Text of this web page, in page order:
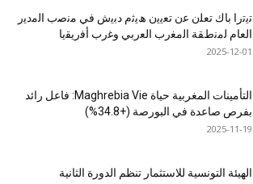
ﺗﯾﺗرا ﺑﺎك ﺗﻌﻠن ﻋن ﺗﻌﯾﯾن ھﯾﺛم دﺑﯾش ﻓﻲ ﻣﻧﺻب اﻟﻣدﯾر
اﻟﻌﺎم ﻟﻣﻧطﻘﺔ اﻟﻣﻐرب اﻟﻌرﺑﻲ وﻏرب أﻓرﯾﻘﯾﺎ
2025-12-01
التأمينات المغربية حياة Maghrebia Vie: فاعل رائد
بفرص صاعدة في البورصة (+34.8%)
2025-11-19
الهيئة التونسية للاستثمار تنظم الدورة الثانية